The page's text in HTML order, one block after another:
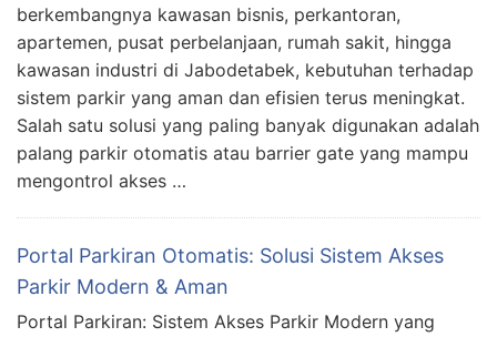
berkembangnya kawasan bisnis, perkantoran,
apartemen, pusat perbelanjaan, rumah sakit, hingga
kawasan industri di Jabodetabek, kebutuhan terhadap
sistem parkir yang aman dan efisien terus meningkat.
Salah satu solusi yang paling banyak digunakan adalah
palang parkir otomatis atau barrier gate yang mampu
mengontrol akses …
Portal Parkiran Otomatis: Solusi Sistem Akses
Parkir Modern & Aman
Portal Parkiran: Sistem Akses Parkir Modern yang